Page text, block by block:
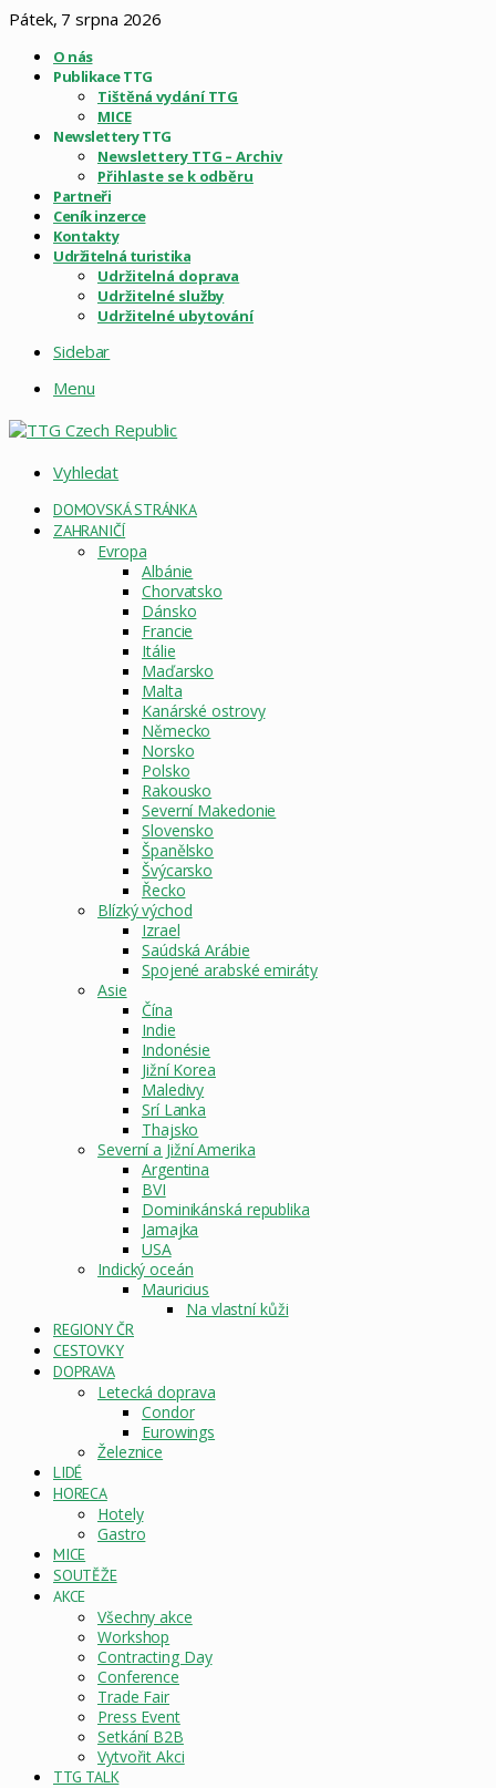
Pátek, 7 srpna 2026
O nás
Publikace TTG
Tištěná vydání TTG
MICE
Newslettery TTG
Newslettery TTG – Archiv
Přihlaste se k odběru
Partneři
Ceník inzerce
Kontakty
Udržitelná turistika
Udržitelná doprava
Udržitelné služby
Udržitelné ubytování
Sidebar
Menu
Vyhledat
DOMOVSKÁ STRÁNKA
ZAHRANIČÍ
Evropa
Albánie
Chorvatsko
Dánsko
Francie
Itálie
Maďarsko
Malta
Kanárské ostrovy
Německo
Norsko
Polsko
Rakousko
Severní Makedonie
Slovensko
Španělsko
Švýcarsko
Řecko
Blízký východ
Izrael
Saúdská Arábie
Spojené arabské emiráty
Asie
Čína
Indie
Indonésie
Jižní Korea
Maledivy
Srí Lanka
Thajsko
Severní a Jižní Amerika
Argentina
BVI
Dominikánská republika
Jamajka
USA
Indický oceán
Mauricius
Na vlastní kůži
REGIONY ČR
CESTOVKY
DOPRAVA
Letecká doprava
Condor
Eurowings
Železnice
LIDÉ
HORECA
Hotely
Gastro
MICE
SOUTĚŽE
AKCE
Všechny akce
Workshop
Contracting Day
Conference
Trade Fair
Press Event
Setkání B2B
Vytvořit Akci
TTG TALK